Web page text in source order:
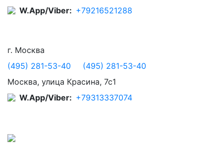
W.App/Viber: +79216521288
г. Москва
(495) 281-53-40
(495) 281-53-40
Москва, улица Красина, 7с1
W.App/Viber: +79313337074